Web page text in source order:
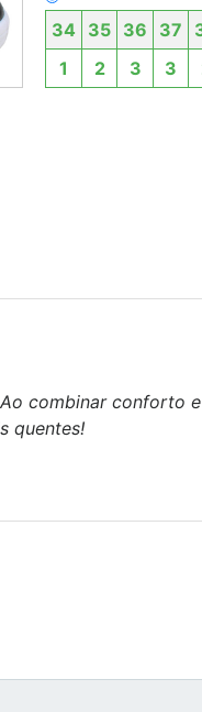
34 35 36 37
1
2 3 3
combinar conforto
quentes!